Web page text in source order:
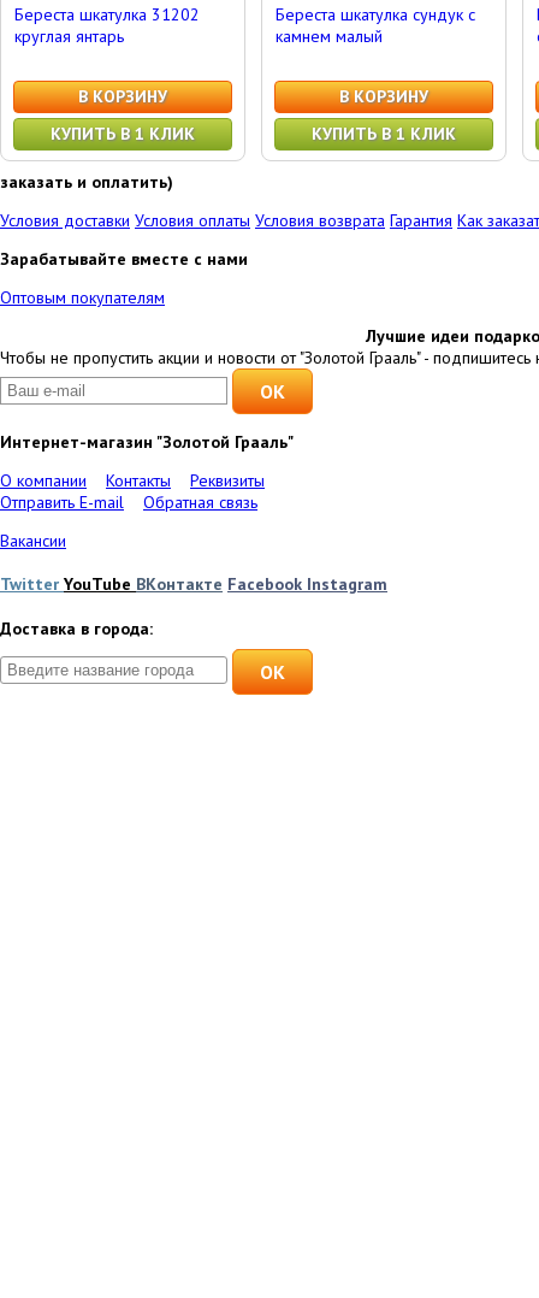
Береста шкатулка 31202
круглая янтарь
В КОРЗИНУ
КУПИТЬ В 1 КЛИК
Береста шкатулка сундук с
камнем малый
В КОРЗИНУ
КУПИТЬ В 1 КЛИК
заказать и оплатить)
Условия доставки Условия оплаты Условия возврата Гарантия Как
Зарабатывайте вместе с нами
Оптовым покупателям
Лучшие идеи
Чтобы не пропустить акции и новости от "Золотой Грааль" - подпишитесь
Интернет-магазин "Золотой Грааль"
О компании
Контакты
Реквизиты
Отправить E-mail
Обратная связь
Вакансии
Twitter YouTube ВКонтакте Facebook Instagram
Доставка в города:
OK